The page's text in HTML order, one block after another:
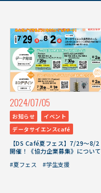
2024/07/05
お知らせ
イベント
データサイエンスcafé
【DS Café夏フェス】7/29～8/2
開催！《協力企業募集》について
#夏フェス
#学生支援